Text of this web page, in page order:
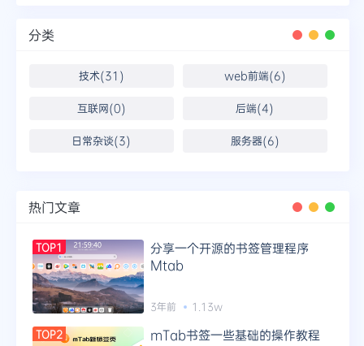
分类
技术(31) web前端(6)
后端(4)
互联网(0)
服务器(6)
日常杂谈(3)
热门文章
TOP1
分享一个开源的书签管理程序
Mtab
3年前 1.13w
TOP2 mTab书签一些基础的操作教程